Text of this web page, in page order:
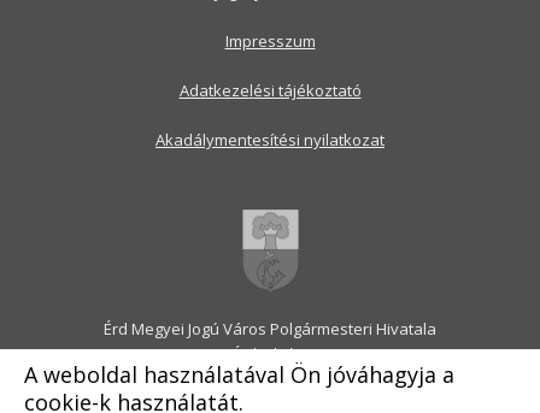
A weboldal használatával Ön jóváhagyja a
cookie-k használatát.
Érd Megyei Jogú Város Polgármesteri Hivatala
2030 Érd, Alsó utca 1.
Levélcím: 2031 Érd, Pf.: 31
E-mail:onkormanyzat@erd.hu
Impresszum
Adatkezelési tájékoztató
Akadálymentesítési nyilatkozat